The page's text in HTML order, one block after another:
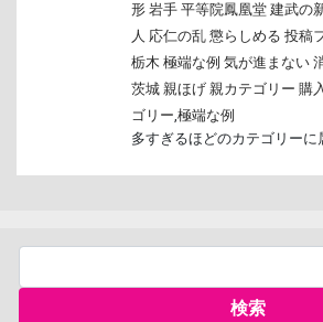
形 岩手 平等院鳳凰堂 建武の
人 応仁の乱 懲らしめる 投稿
栃木 極端な例 気が進まない
茨城 親ほげ 親カテゴリー 購
ゴリー,極端な例
多すぎるほどのカテゴリーに